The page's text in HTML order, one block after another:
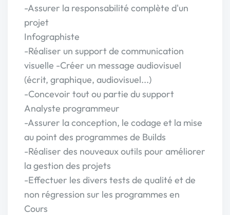
-Assurer la responsabilité complète d'un
projet
Infographiste
-Réaliser un support de communication
visuelle -Créer un message audiovisuel
(écrit, graphique, audiovisuel...)
-Concevoir tout ou partie du support
Analyste programmeur
-Assurer la conception, le codage et la mise
au point des programmes de Builds
-Réaliser des nouveaux outils pour améliorer
la gestion des projets
-Effectuer les divers tests de qualité et de
non régression sur les programmes en
Cours